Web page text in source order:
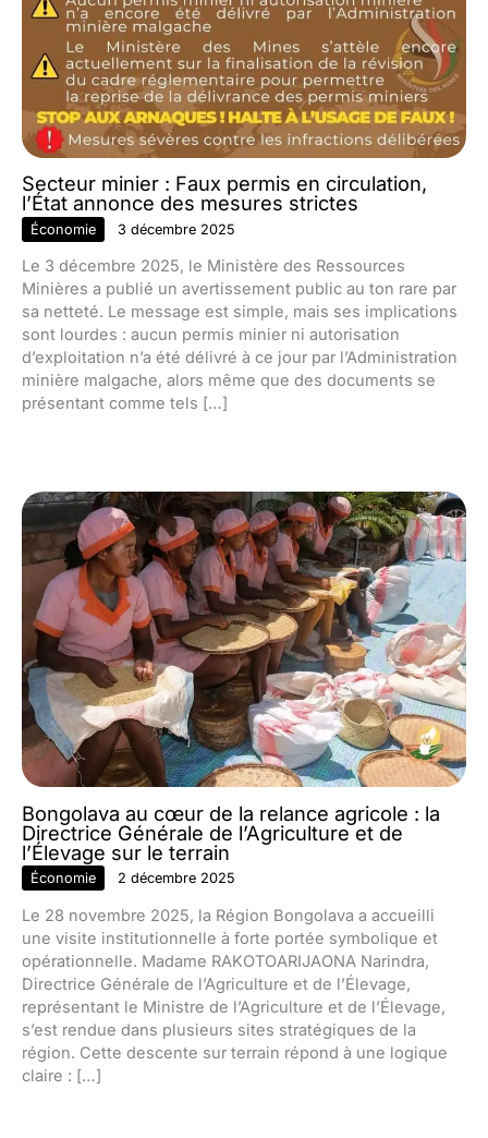
Secteur minier : Faux permis en circulation,
l’État annonce des mesures strictes
Économie 3 décembre 2025
Le 3 décembre 2025, le Ministère des Ressources
Minières a publié un avertissement public au ton rare par
sa netteté. Le message est simple, mais ses implications
sont lourdes : aucun permis minier ni autorisation
d’exploitation n’a été délivré à ce jour par l’Administration
minière malgache, alors même que des documents se
présentant comme tels […]
Bongolava au cœur de la relance agricole : la
Directrice Générale de l’Agriculture et de
l’Élevage sur le terrain
Économie 2 décembre 2025
Le 28 novembre 2025, la Région Bongolava a accueilli
une visite institutionnelle à forte portée symbolique et
opérationnelle. Madame RAKOTOARIJAONA Narindra,
Directrice Générale de l’Agriculture et de l’Élevage,
représentant le Ministre de l’Agriculture et de l’Élevage,
s’est rendue dans plusieurs sites stratégiques de la
région. Cette descente sur terrain répond à une logique
claire : […]